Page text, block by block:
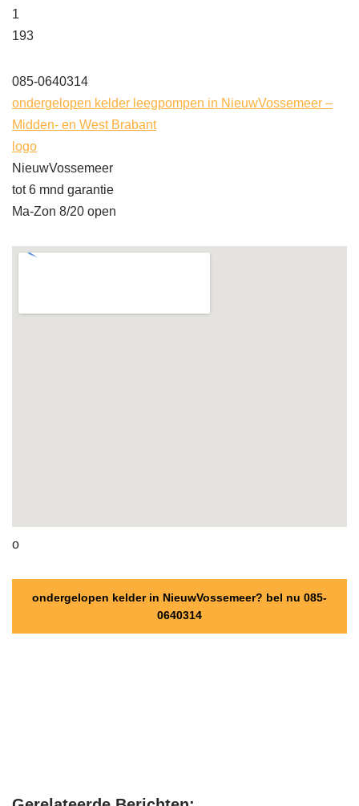
1
193
085-0640314
ondergelopen kelder leegpompen in NieuwVossemeer –
Midden- en West Brabant
logo
NieuwVossemeer
tot 6 mnd garantie
Ma-Zon 8/20 open
o
ondergelopen kelder in NieuwVossemeer? bel nu 085-
0640314